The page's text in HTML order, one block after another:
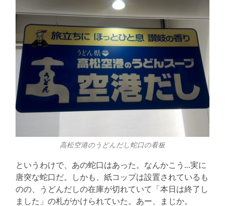
高松空港のうどんだし蛇口の看板
というわけで、あの蛇口はあった。なんかこう…実に
唐突な蛇口だ。しかも、紙コップは設置されているも
のの、うどんだしの在庫が切れていて「本日は終了し
ました」の札がかけられていた。あー、まじか。